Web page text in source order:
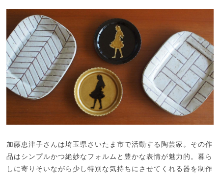
加藤恵津子さんは埼玉県さいたま市で活動する陶芸家。その作
品はシンプルかつ絶妙なフォルムと豊かな表情が魅力的。暮ら
しに寄りそいながら少し特別な気持ちにさせてくれる器を制作